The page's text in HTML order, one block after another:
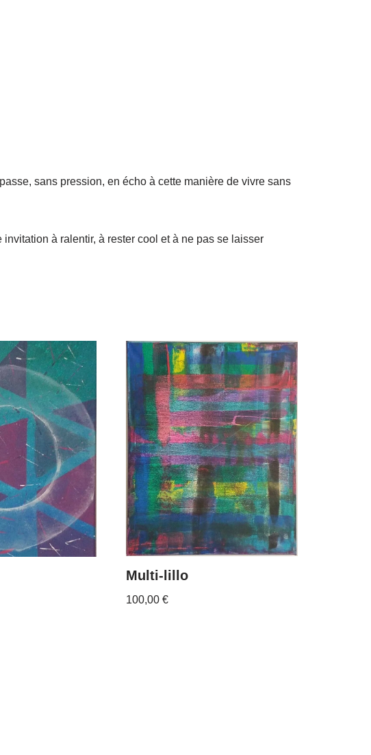
sans pression, en écho à cette manière de vivre sans
invitation à ralentir, à rester cool et à ne pas se laisser
Multi-lillo
100,00€